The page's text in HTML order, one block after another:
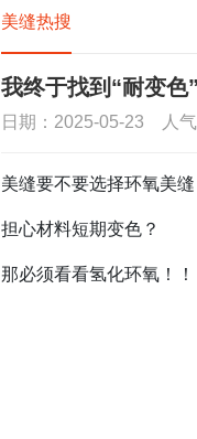
美缝热搜
我终于找到“耐变色
日期：2025-05-23 人
美缝要不要选择环氧美缝
担心材料短期变色？
那必须看看氢化环氧！！